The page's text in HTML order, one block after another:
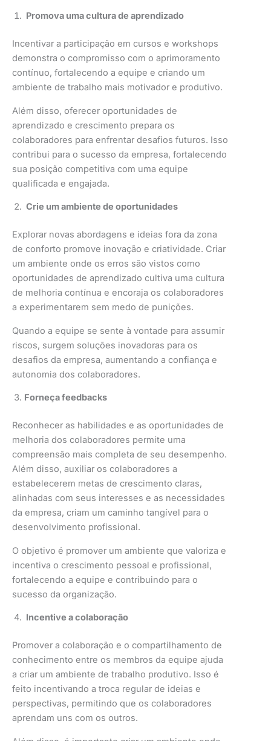
Promova uma cultura de aprendizado
Incentivar a participação em cursos e workshops
demonstra o compromisso com o aprimoramento
contínuo, fortalecendo a equipe e criando um
ambiente de trabalho mais motivador e produtivo.
Além disso, oferecer oportunidades de
aprendizado e crescimento prepara os
colaboradores para enfrentar desafios futuros. Isso
contribui para o sucesso da empresa, fortalecendo
sua posição competitiva com uma equipe
qualificada e engajada.
Crie um ambiente de oportunidades
Explorar novas abordagens e ideias fora da zona
de conforto promove inovação e criatividade. Criar
um ambiente onde os erros são vistos como
oportunidades de aprendizado cultiva uma cultura
de melhoria contínua e encoraja os colaboradores
a experimentarem sem medo de punições.
Quando a equipe se sente à vontade para assumir
riscos, surgem soluções inovadoras para os
desafios da empresa, aumentando a confiança e
autonomia dos colaboradores.
Forneça feedbacks
Reconhecer as habilidades e as oportunidades de
melhoria dos colaboradores permite uma
compreensão mais completa de seu desempenho.
Além disso, auxiliar os colaboradores a
estabelecerem metas de crescimento claras,
alinhadas com seus interesses e as necessidades
da empresa, criam um caminho tangível para o
desenvolvimento profissional.
O objetivo é promover um ambiente que valoriza e
incentiva o crescimento pessoal e profissional,
fortalecendo a equipe e contribuindo para o
sucesso da organização.
Incentive a colaboração
Promover a colaboração e o compartilhamento de
conhecimento entre os membros da equipe ajuda
a criar um ambiente de trabalho produtivo. Isso é
feito incentivando a troca regular de ideias e
perspectivas, permitindo que os colaboradores
aprendam uns com os outros.